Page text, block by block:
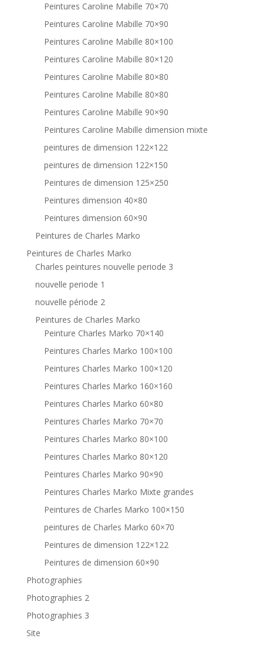
Peintures Caroline Mabille 70×70
Peintures Caroline Mabille 70×90
Peintures Caroline Mabille 80×100
Peintures Caroline Mabille 80×120
Peintures Caroline Mabille 80×80
Peintures Caroline Mabille 80×80
Peintures Caroline Mabille 90×90
Peintures Caroline Mabille dimension mixte
peintures de dimension 122×122
peintures de dimension 122×150
Peintures de dimension 125×250
Peintures dimension 40×80
Peintures dimension 60×90
Peintures de Charles Marko
Peintures de Charles Marko
Charles peintures nouvelle periode 3
nouvelle periode 1
nouvelle période 2
Peintures de Charles Marko
Peinture Charles Marko 70×140
Peintures Charles Marko 100×100
Peintures Charles Marko 100×120
Peintures Charles Marko 160×160
Peintures Charles Marko 60×80
Peintures Charles Marko 70×70
Peintures Charles Marko 80×100
Peintures Charles Marko 80×120
Peintures Charles Marko 90×90
Peintures Charles Marko Mixte grandes
Peintures de Charles Marko 100×150
peintures de Charles Marko 60×70
Peintures de dimension 122×122
Peintures de dimension 60×90
Photographies
Photographies 2
Photographies 3
Site